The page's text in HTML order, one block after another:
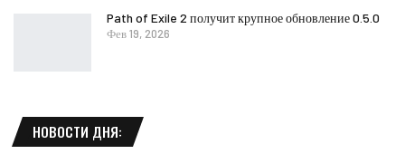
Path of Exile 2 получит крупное обновление 0.5.0
Фев 19, 2026
НОВОСТИ ДНЯ: